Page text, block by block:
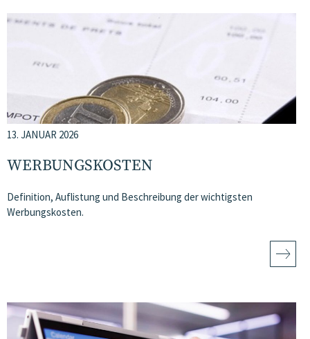
13. JANUAR 2026
WERBUNGSKOSTEN
Definition, Auflistung und Beschreibung der wichtigsten
Werbungskosten.